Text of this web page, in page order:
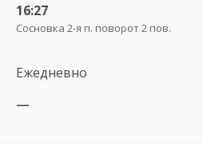
16:27
Сосновка 2-я п. поворот 2 пов.
Ежедневно
—